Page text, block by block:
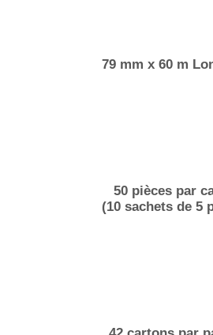
79 mm x 60 m
50 pièces par
(10 sachets de 5